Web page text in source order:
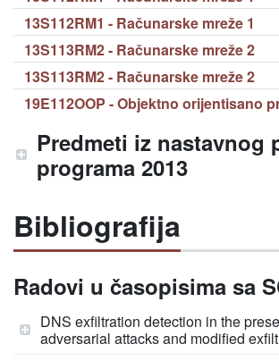
13S112RM1 - Računarske mreže 1
13S113RM2 - Računarske mreže 2
13S113RM2 - Računarske mreže 2
19E112OOP - Objektno orijentisano
Predmeti iz nastavnog
programa 2013
Bibliografija
Radovi u časopisima sa
DNS exfiltration detection in the
adversarial attacks and modified